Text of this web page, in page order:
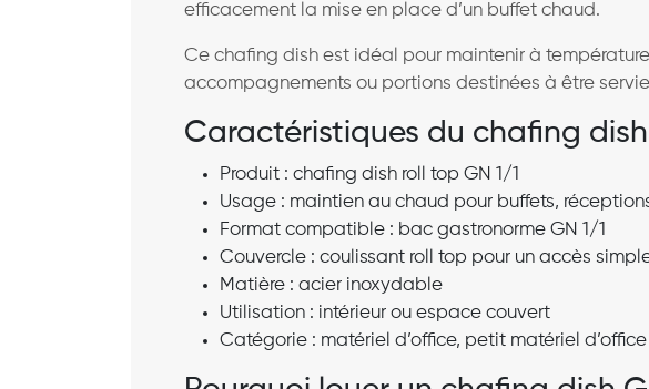
efficacement la mise en place d’un buffet chaud.
Ce chafing dish est idéal pour maintenir à
accompagnements ou portions destinées à être
Caractéristiques du chafing dish
Produit : chafing dish roll top GN 1/1
Usage : maintien au chaud pour buffets,
Format compatible : bac gastronorme GN 1/1
Couvercle : coulissant roll top pour un accès
Matière : acier inoxydable
Utilisation : intérieur ou espace couvert
Catégorie : matériel d’office, petit matériel d’office